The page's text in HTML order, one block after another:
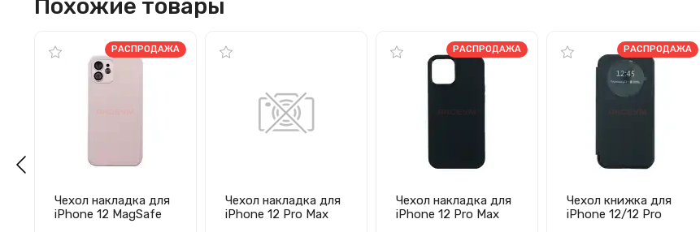
Похожие товары
Чехол накладка для
iPhone 12 MagSafe
РАСПРОДАЖА
Чехол накладка для
iPhone 12 Pro Max
Чехол накладка для
iPhone 12 Pro Max
РАСПРОДАЖА
Чехол книжка для
iPhone 12/12 Pro
РАСПРОДАЖА